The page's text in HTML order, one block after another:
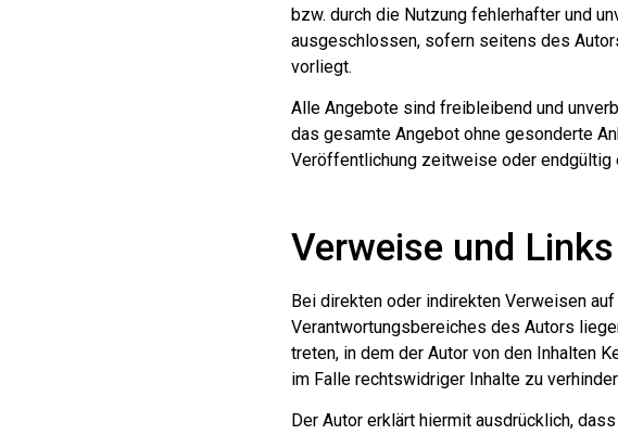
bzw. durch die Nutzung fehlerhafter und
ausgeschlossen, sofern seitens des
vorliegt.
Alle Angebote sind freibleibend und
das gesamte Angebot ohne gesonderte
Veröffentlichung zeitweise oder endgültig
Verweise und
Bei direkten oder indirekten Verweisen
Verantwortungsbereiches des Autors
treten, in dem der Autor von den Inhalten
im Falle rechtswidriger Inhalte zu
Der Autor erklärt hiermit ausdrücklich,